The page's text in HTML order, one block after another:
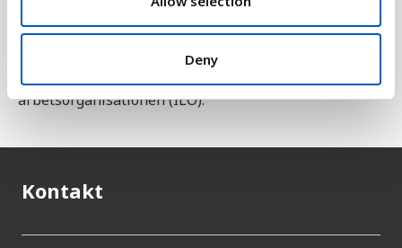
Deny
att få större möjligheter att ta den i
inkomstbringande arbete, något som förbättrar
villkoret på alla områden i samhället. Statistiken
samlas in och publiceras av Internationella
arbetsorganisationen (ILO).
Kontakt